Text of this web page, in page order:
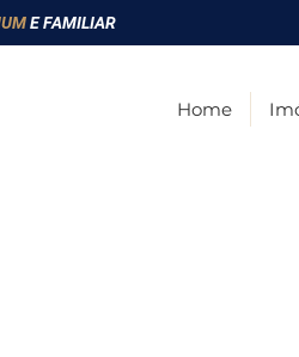
E FAMILIAR
Home